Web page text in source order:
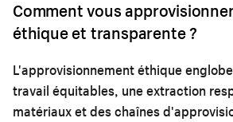
Comment vous
éthique et transparente ?
L'approvisionnement éthique
travail équitables, une extraction
matériaux et des chaînes